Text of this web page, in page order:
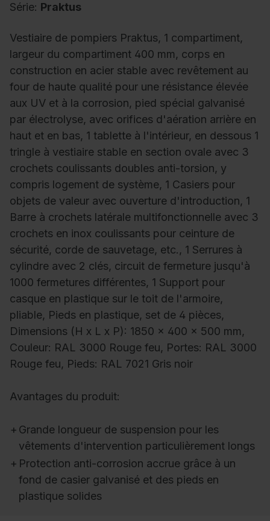
Série: Praktus
Vestiaire de pompiers Praktus, 1 compartiment,
largeur du compartiment 400 mm, corps en
construction en acier stable avec revêtement au
four de haute qualité pour une résistance élevée
aux UV et à la corrosion, pied spécial galvanisé
par électrolyse, avec orifices d'aération arrière en
haut et en bas, 1 tablette à l'intérieur, en dessous 1
tringle à vestiaire stable en section ovale avec 3
crochets coulissants doubles anti-torsion, y
compris logement de système, 1 Casiers pour
objets de valeur avec ouverture d'introduction, 1
Barre à crochets latérale multifonctionnelle avec 3
crochets en inox coulissants pour ceinture de
sécurité, corde de sauvetage, etc., 1 Serrures à
cylindre avec 2 clés, circuit de fermeture jusqu'à
1000 fermetures différentes, 1 Support pour
casque en plastique sur le toit de l'armoire,
pliable, Pieds en plastique, set de 4 pièces,
Dimensions (H x L x P): 1850 x 400 x 500 mm,
Couleur: RAL 3000 Rouge feu, Portes: RAL 3000
Rouge feu, Pieds: RAL 7021 Gris noir
Avantages du produit:
+ Grande longueur de suspension pour les
vêtements d'intervention particulièrement longs
+ Protection anti-corrosion accrue grâce à un
fond de casier galvanisé et des pieds en
plastique solides